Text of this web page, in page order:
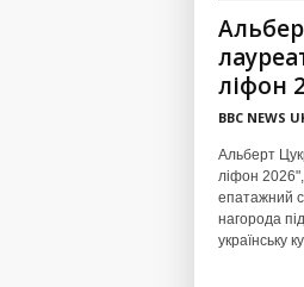
ліфон
BBC NEWS
Альберт
ліфон
епатажний
нагорода
українську